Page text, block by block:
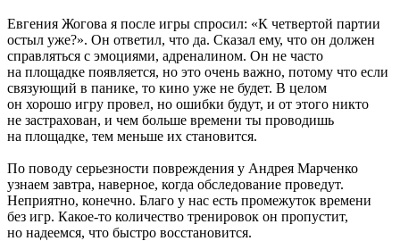
Евгения Жогова я после игры спросил: «К четвертой партии
остыл уже?». Он ответил, что да. Сказал ему, что он должен
справляться с эмоциями, адреналином. Он не часто
на площадке появляется, но это очень важно, потому что если
связующий в панике, то кино уже не будет. В целом
он хорошо игру провел, но ошибки будут, и от этого никто
не застрахован, и чем больше времени ты проводишь
на площадке, тем меньше их становится.
По поводу серьезности повреждения у Андрея Марченко
узнаем завтра, наверное, когда обследование проведут.
Неприятно, конечно. Благо у нас есть промежуток времени
без игр. Какое-то количество тренировок он пропустит,
но надеемся, что быстро восстановится.